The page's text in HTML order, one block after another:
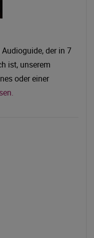
der in 7
ist, unserem
oder einer